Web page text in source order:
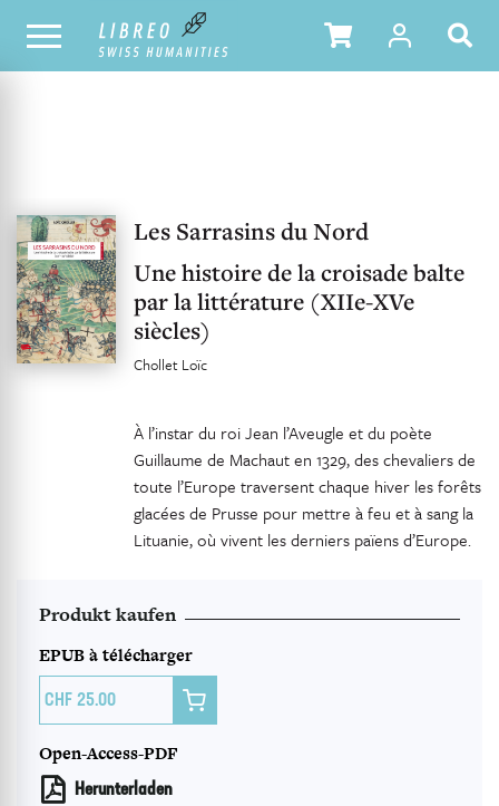
UNSER KATALOG INHALTSVERZEICHNIS
Les Sarrasins du Nord
Une histoire de la croisade balte
par la littérature (XIIe-XVe
siècles)
Chollet Loïc
À l’instar du roi Jean l’Aveugle et du poète
Guillaume de Machaut en 1329, des chevaliers de
toute l’Europe traversent chaque hiver les forêts
glacées de Prusse pour mettre à feu et à sang la
Lituanie, où vivent les derniers païens d’Europe.
Produkt kaufen
EPUB à télécharger
25.00 
Open-Access-PDF
Herunterladen